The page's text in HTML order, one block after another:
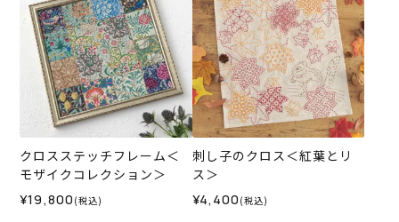
クロスステッチフレーム＜
モザイクコレクション＞
¥19,800 (税込)
刺し子のクロス＜紅葉とリ
ス＞
¥4,400 (税込)